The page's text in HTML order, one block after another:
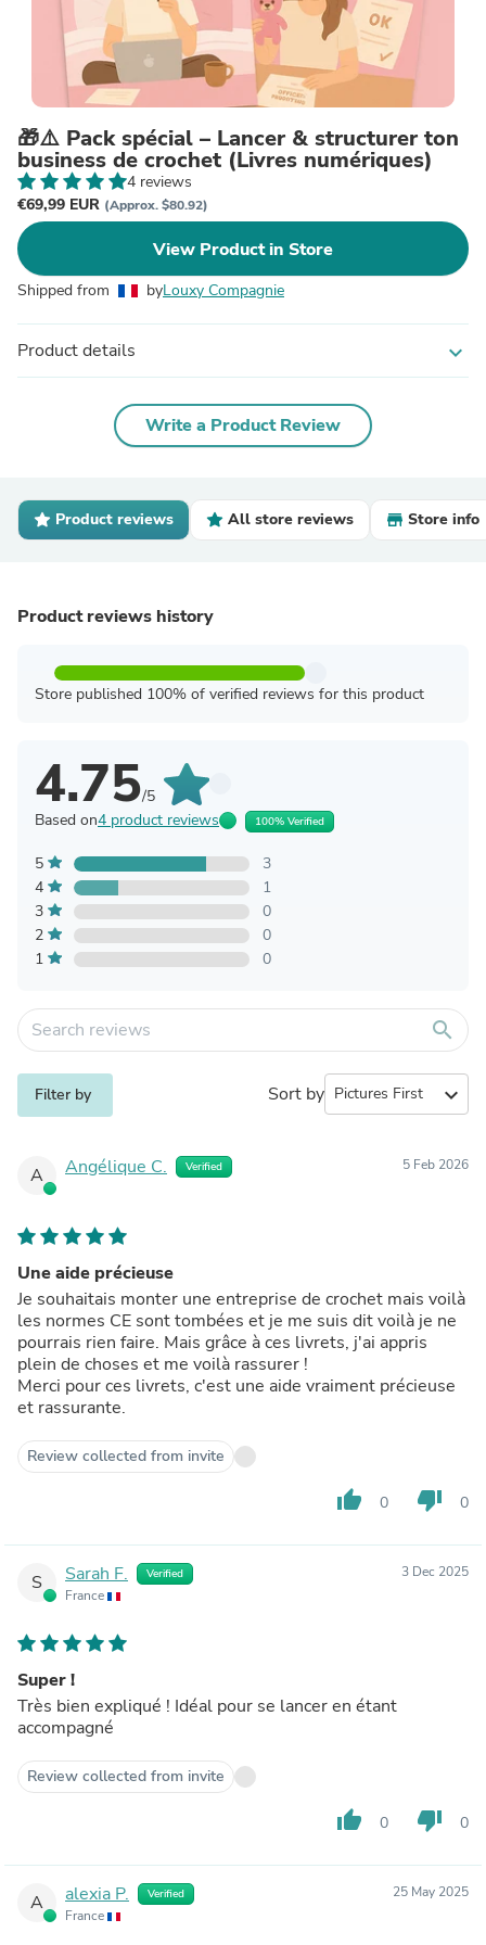
🎁⚠️ Pack spécial – Lancer & structurer ton
business de crochet (Livres numériques)
4 reviews
€69,99 EUR (Approx. $80.92)
View Product in Store
Shipped from byLouxy Compagnie
Product details expand_more
Write a Product Review
Product reviews All store reviews Store info
Product reviews history
Store published 100% of verified reviews for this product
4.75/5
Based on4 product reviews 100% Verified
5
3
4
1
3
0
2
0
1
0
search
Filter by Sort by expand_more
A Angélique C. Verified 5 Feb 2026
Une aide précieuse
Je souhaitais monter une entreprise de crochet mais voilà
les normes CE sont tombées et je me suis dit voilà je ne
pourrais rien faire. Mais grâce à ces livrets, j'ai appris
plein de choses et me voilà rassurer !
Merci pour ces livrets, c'est une aide vraiment précieuse
et rassurante.
Review collected from invite
thumb_up 0 thumb_down 0
S Sarah F. Verified
France
3 Dec 2025
Super !
Très bien expliqué ! Idéal pour se lancer en étant
accompagné
Review collected from invite
thumb_up 0 thumb_down 0
A alexia P. Verified
France
25 May 2025